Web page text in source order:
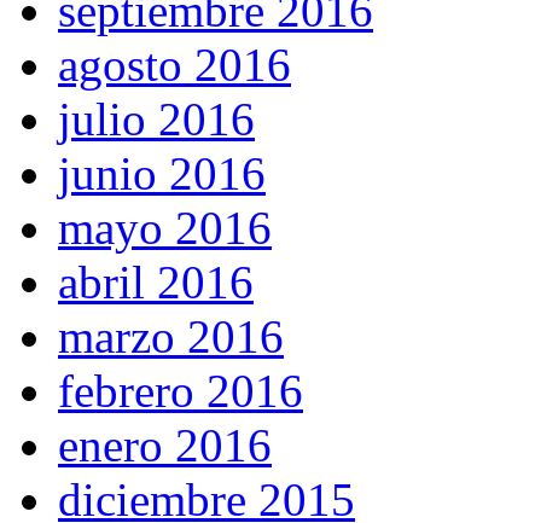
agosto 2016
julio 2016
junio 2016
mayo 2016
abril 2016
marzo 2016
febrero 2016
enero 2016
diciembre 2015